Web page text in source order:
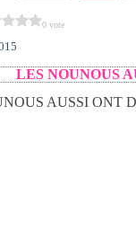
0 vote
LES NOUNOUS